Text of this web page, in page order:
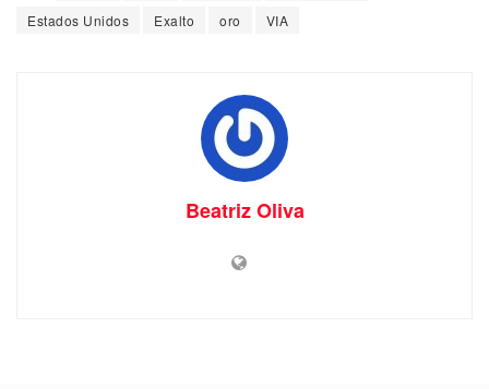
Estados Unidos
Exalto oro VIA
Beatriz Oliva